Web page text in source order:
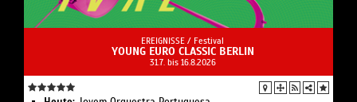
EREIGNISSE / Festival
YOUNG EURO CLASSIC BERLIN
31.7. bis 16.8.2026